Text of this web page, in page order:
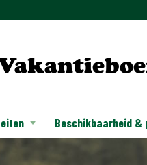
Beschikbaarheid &